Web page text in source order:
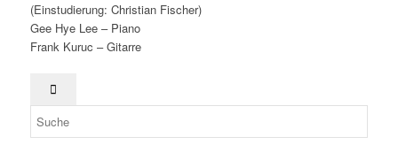
(Einstudierung: Christian Fischer)
Gee Hye Lee – Piano
Frank Kuruc – Gitarre